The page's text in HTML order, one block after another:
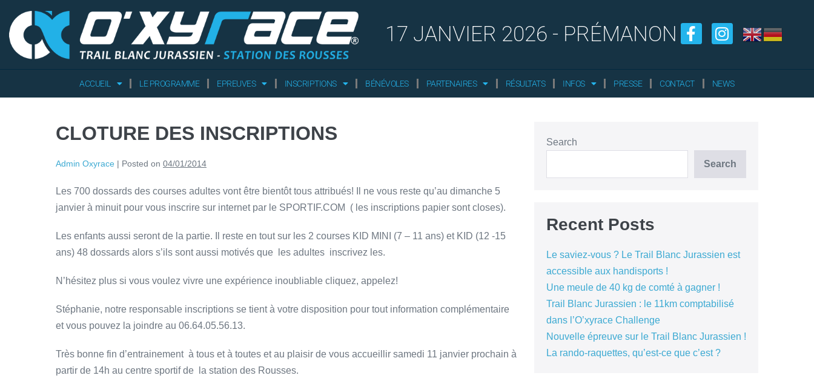
17 JANVIER 2026 - PRÉMANON
ACCUEIL LE PROGRAMME EPREUVES INSCRIPTIONS BÉNÉVOLES PARTENAIRES RÉSULTATS INFOS PRESSE CONTACT NEWS
CLOTURE DES INSCRIPTIONS
Admin Oxyrace | Posted on 04/01/2014
Les 700 dossards des courses adultes vont être bientôt tous attribués! Il ne vous reste qu’au dimanche 5
janvier à minuit pour vous inscrire sur internet par le SPORTIF.COM ( les inscriptions papier sont closes).
Les enfants aussi seront de la partie. Il reste en tout sur les 2 courses KID MINI (7 – 11 ans) et KID (12 -15
ans) 48 dossards alors s’ils sont aussi motivés que les adultes inscrivez les.
N’hésitez plus si vous voulez vivre une expérience inoubliable cliquez, appelez!
Stéphanie, notre responsable inscriptions se tient à votre disposition pour tout information complémentaire
et vous pouvez la joindre au 06.64.05.56.13.
Très bonne fin d’entrainement à tous et à toutes et au plaisir de vous accueillir samedi 11 janvier prochain à
partir de 14h au centre sportif de la station des Rousses.
Search
Search
Recent Posts
Le saviez-vous ? Le Trail Blanc Jurassien est
accessible aux handisports !
Une meule de 40 kg de comté à gagner !
Trail Blanc Jurassien : le 11km comptabilisé
dans l’O’xyrace Challenge
Nouvelle épreuve sur le Trail Blanc Jurassien !
La rando-raquettes, qu’est-ce que c’est ?